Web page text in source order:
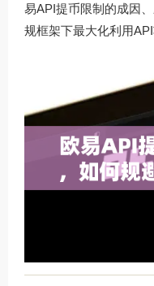
易API提币限制的成因
规框架下最大化利用API